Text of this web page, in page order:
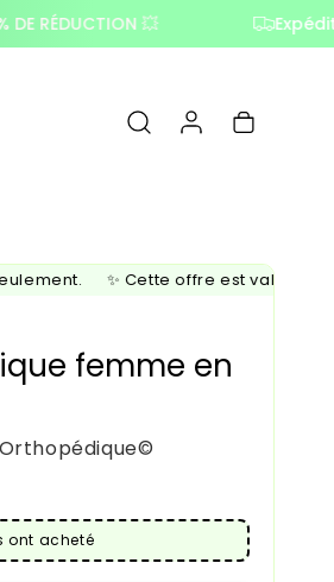
💥 Expédition
ConnexionPanier
✨ Cette offre est valable pour
femme en
ont acheté